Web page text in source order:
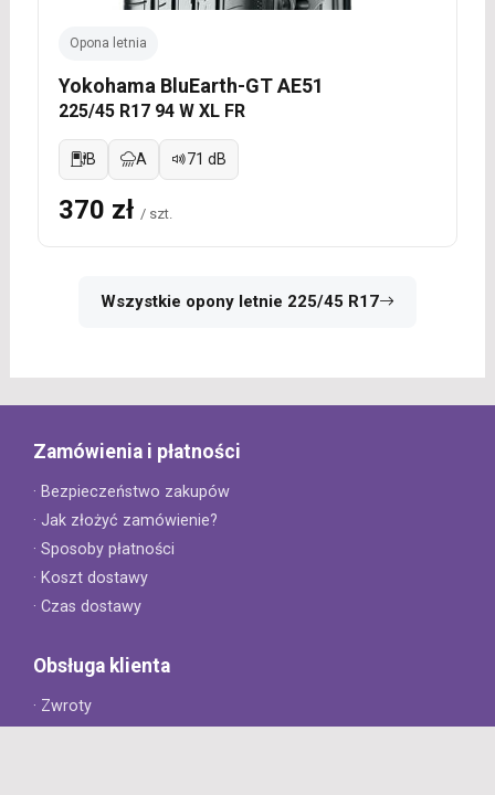
Opona letnia
Yokohama BluEarth-GT AE51
225/45 R17 94 W XL FR
B A 71 dB
370 zł / szt.
Wszystkie opony letnie 225/45 R17
Zamówienia i płatności
· Bezpieczeństwo zakupów
· Jak złożyć zamówienie?
· Sposoby płatności
· Koszt dostawy
· Czas dostawy
Obsługa klienta
· Zwroty